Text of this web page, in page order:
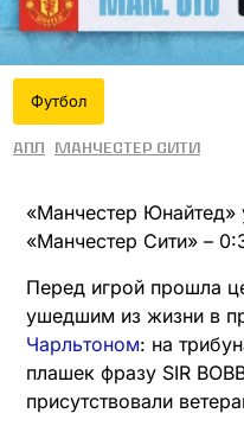
Футбол
АПЛ Манчестер Сити
«Манчестер Юнайтед»
«Манчестер Сити» –
Перед игрой прошла
ушедшим из жизни в
Чарльтоном: на
плашек фразу SIR
присутствовали